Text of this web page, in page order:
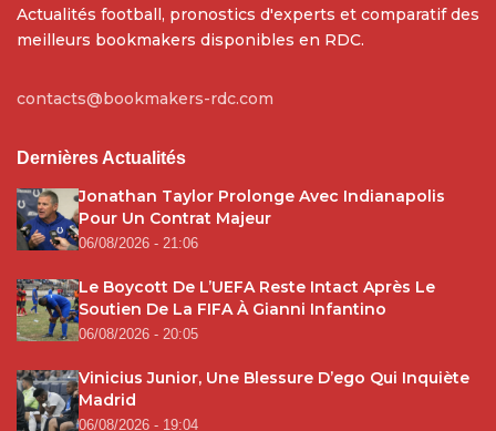
Actualités football, pronostics d'experts et comparatif des
meilleurs bookmakers disponibles en RDC.
contacts@bookmakers-rdc.com
Dernières Actualités
Jonathan Taylor Prolonge Avec Indianapolis
Pour Un Contrat Majeur
06/08/2026 - 21:06
Le Boycott De L’UEFA Reste Intact Après Le
Soutien De La FIFA À Gianni Infantino
06/08/2026 - 20:05
Vinicius Junior, Une Blessure D’ego Qui Inquiète
Madrid
06/08/2026 - 19:04